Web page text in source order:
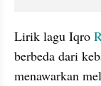
Lirik lagu Iqro
berbeda dari
menawarkan